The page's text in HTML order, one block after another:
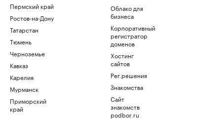
Пермский край
Ростов-на-Дону
Татарстан
Тюмень
Черноземье
Кавказ
Карелия
Мурманск
Приморский
край
Облако для
бизнеса
Корпоративный
регистратор
доменов
Хостинг
сайтов
Рег.решения
Знакомства
Сайт
знакомств
podbor.ru